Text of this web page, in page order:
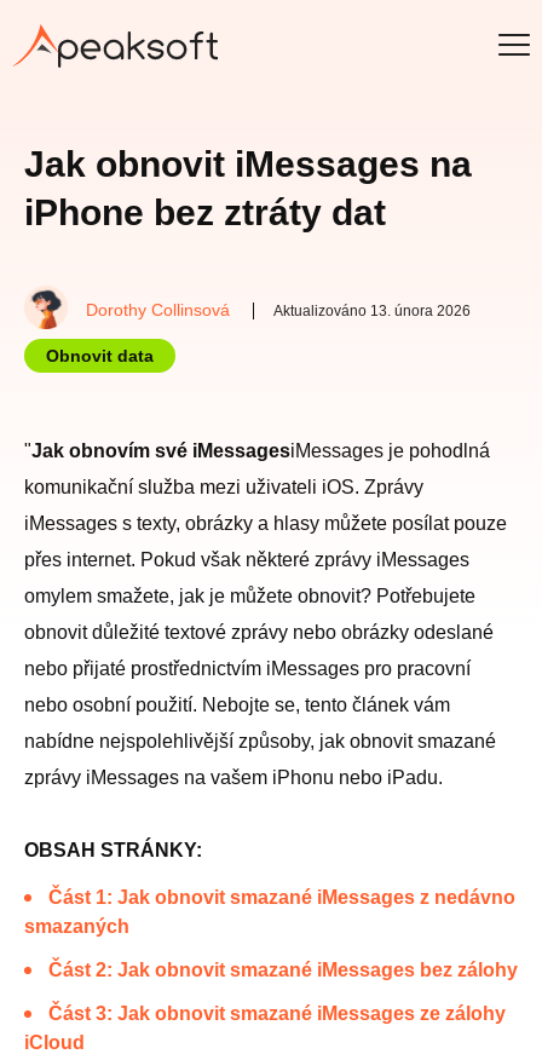
Jak obnovit iMessages na
iPhone bez ztráty dat
Dorothy Collinsová Aktualizováno 13. února 2026
Obnovit data
"Jak obnovím své iMessagesiMessages je pohodlná
komunikační služba mezi uživateli iOS. Zprávy
iMessages s texty, obrázky a hlasy můžete posílat pouze
přes internet. Pokud však některé zprávy iMessages
omylem smažete, jak je můžete obnovit? Potřebujete
obnovit důležité textové zprávy nebo obrázky odeslané
nebo přijaté prostřednictvím iMessages pro pracovní
nebo osobní použití. Nebojte se, tento článek vám
nabídne nejspolehlivější způsoby, jak obnovit smazané
zprávy iMessages na vašem iPhonu nebo iPadu.
OBSAH STRÁNKY:
Část 1: Jak obnovit smazané iMessages z nedávno
smazaných
Část 2: Jak obnovit smazané iMessages bez zálohy
Část 3: Jak obnovit smazané iMessages ze zálohy
iCloud